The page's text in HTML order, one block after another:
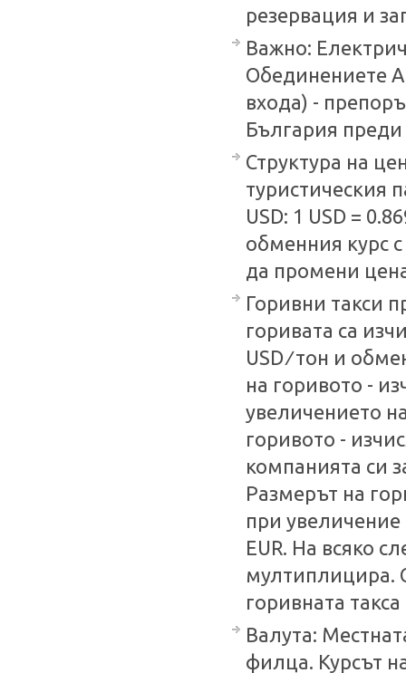
резервация и
Важно:
Обединениете
входа) -
България преди
Структура на
туристическия
USD: 1 USD =
обменния курс
да промени
Горивни такси
горивата са
USD ∕ тон и
на горивото -
увеличението
горивото -
компанията си
Размерът на
при увеличение
EUR. На всяко
мултиплицира.
горивната
Валута:
филца. Курсът